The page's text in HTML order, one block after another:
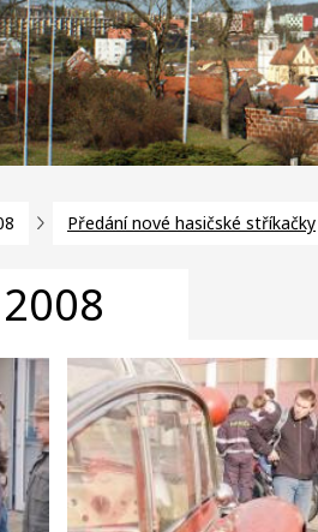
Předání nové hasičské stříkačky
2008